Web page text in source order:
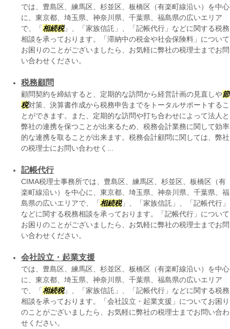
では、豊島区、練馬区、杉並区、板橋区（有楽町線沿い）を中心
に、東京都、埼玉県、神奈川県、千葉県、福島県の広いエリア
で、「 相続税」、「家族信託」、「記帳代行」などに関する税務
相談を承っております。「滞納中の税金や社会保険料」について
お困りのことがございましたら、お気軽に弊社の税理士までお問
い合わせください。
税務顧問
顧問契約を締結すると、定期的な訪問から経営計画の見直しや節
税対策、決算書作成から税務申告までをトータルサポートするこ
とができます。また、定期的な訪問や打ち合わせによって法人と
弊社の連携を保つことが出来るため、税務会計業務に関して効率
的な連携を取ることが出来ます。税務会計顧問に関しては、弊社
の税理士にお問い合わせく...
記帳代行
CIMA税理士事務所では、豊島区、練馬区、杉並区、板橋区（有
楽町線沿い）を中心に、東京都、埼玉県、神奈川県、千葉県、福
島県の広いエリアで、「 相続税」、「家族信託」、「記帳代行」
などに関する税務相談を承っております。「記帳代行」について
お困りのことがございましたら、お気軽に弊社の税理士までお問
い合わせください。
会社設立・起業支援
では、豊島区、練馬区、杉並区、板橋区（有楽町線沿い）を中心
に、東京都、埼玉県、神奈川県、千葉県、福島県の広いエリア
で、「 相続税」、「家族信託」、「記帳代行」などに関する税務
相談を承っております。「会社設立・起業支援」についてお困り
のことがございましたら、お気軽に弊社の税理士までお問い合わ
せください。